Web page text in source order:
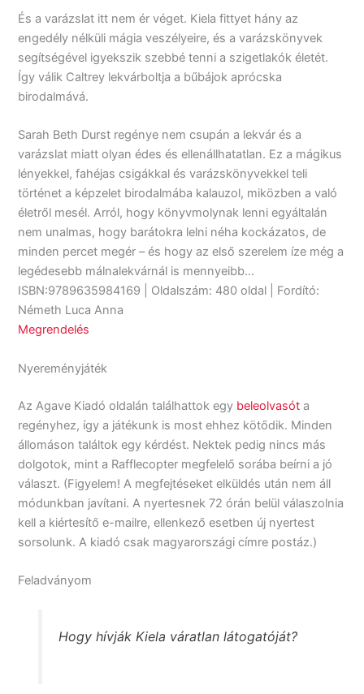
És a varázslat itt nem ér véget. Kiela fittyet hány az
engedély nélküli mágia veszélyeire, és a varázskönyvek
segítségével igyekszik szebbé tenni a szigetlakók életét.
Így válik Caltrey lekvárboltja a bűbájok aprócska
birodalmává.
Sarah Beth Durst regénye nem csupán a lekvár és a
varázslat miatt olyan édes és ellenállhatatlan. Ez a mágikus
lényekkel, fahéjas csigákkal és varázskönyvekkel teli
történet a képzelet birodalmába kalauzol, miközben a való
életről mesél. Arról, hogy könyvmolynak lenni egyáltalán
nem unalmas, hogy barátokra lelni néha kockázatos, de
minden percet megér – és hogy az első szerelem íze még a
legédesebb málnalekvárnál is mennyeibb…
ISBN:9789635984169 | Oldalszám: 480 oldal | Fordító:
Németh Luca Anna
Megrendelés
Nyereményjáték
Az Agave Kiadó oldalán találhattok egy beleolvasót a
regényhez, így a játékunk is most ehhez kötődik. Minden
állomáson találtok egy kérdést. Nektek pedig nincs más
dolgotok, mint a Rafflecopter megfelelő sorába beírni a jó
választ. (Figyelem! A megfejtéseket elküldés után nem áll
módunkban javítani. A nyertesnek 72 órán belül válaszolnia
kell a kiértesítő e-mailre, ellenkező esetben új nyertest
sorsolunk. A kiadó csak magyarországi címre postáz.)
Feladványom
Hogy hívják Kiela váratlan látogatóját?